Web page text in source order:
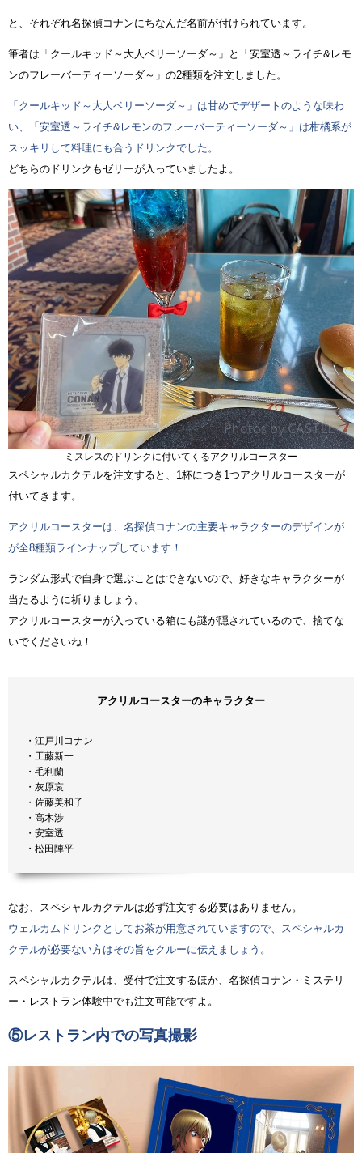
と、それぞれ名探偵コナンにちなんだ名前が付けられています。
筆者は「クールキッド～大人ベリーソーダ～」と「安室透～ライチ&レモ
ンのフレーバーティーソーダ～」の2種類を注文しました。
「クールキッド～大人ベリーソーダ～」は甘めでデザートのような味わ
い、「安室透～ライチ&レモンのフレーバーティーソーダ～」は柑橘系が
スッキリして料理にも合うドリンクでした。
どちらのドリンクもゼリーが入っていましたよ。
ミスレスのドリンクに付いてくるアクリルコースター
スペシャルカクテルを注文すると、1杯につき1つアクリルコースターが
付いてきます。
アクリルコースターは、名探偵コナンの主要キャラクターのデザインが
が全8種類ラインナップしています！
ランダム形式で自身で選ぶことはできないので、好きなキャラクターが
当たるように祈りましょう。
アクリルコースターが入っている箱にも謎が隠されているので、捨てな
いでくださいね！
アクリルコースターのキャラクター
・江戸川コナン
・工藤新一
・毛利蘭
・灰原哀
・佐藤美和子
・高木渉
・安室透
・松田陣平
なお、スペシャルカクテルは必ず注文する必要はありません。
ウェルカムドリンクとしてお茶が用意されていますので、スペシャルカ
クテルが必要ない方はその旨をクルーに伝えましょう。
スペシャルカクテルは、受付で注文するほか、名探偵コナン・ミステリ
ー・レストラン体験中でも注文可能ですよ。
⑤レストラン内での写真撮影